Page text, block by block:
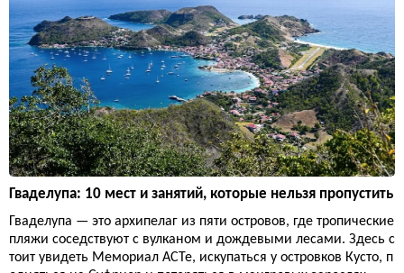
Гваделупа: 10 мест и занятий, которые нельзя пропустить
Гваделупа — это архипелаг из пяти островов, где тропические
пляжи соседствуют с вулканом и дождевыми лесами. Здесь с
тоит увидеть Мемориал ACTe, искупаться у островков Кусто, п